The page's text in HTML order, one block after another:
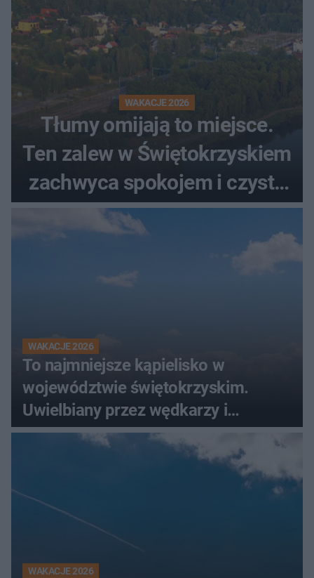
WAKACJE 2026
Tłumy omijają to miejsce.
Ten zalew w Świętokrzyskiem
zachwyca spokojem i czystą
wodą
WAKACJE 2026
To najmniejsze kąpielisko w
województwie świętokrzyskim.
Uwielbiany przez wędkarzy i
turystów
WAKACJE 2026